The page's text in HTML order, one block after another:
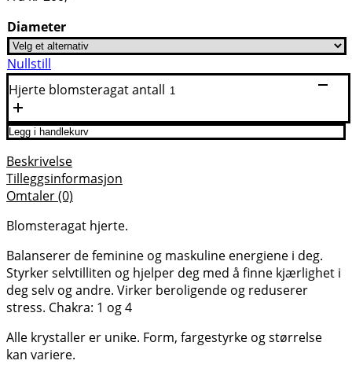
Diameter
Nullstill
Hjerte blomsteragat antall
Legg i handlekurv
Beskrivelse
Tilleggsinformasjon
Omtaler (0)
Blomsteragat hjerte.
Balanserer de feminine og maskuline energiene i deg.
Styrker selvtilliten og hjelper deg med å finne kjærlighet i
deg selv og andre. Virker beroligende og reduserer
stress. Chakra: 1 og 4
Alle krystaller er unike. Form, fargestyrke og størrelse
kan variere.